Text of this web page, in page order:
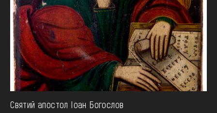
Святий апостол Іоан Богослов